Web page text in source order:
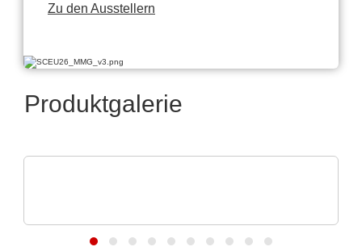
Zu den Ausstellern
Produktgalerie